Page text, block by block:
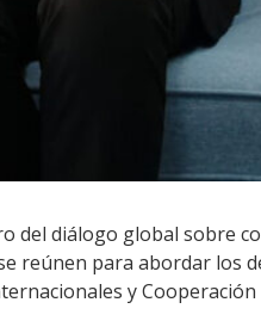
del diálogo global sobre
reúnen para abordar los
y